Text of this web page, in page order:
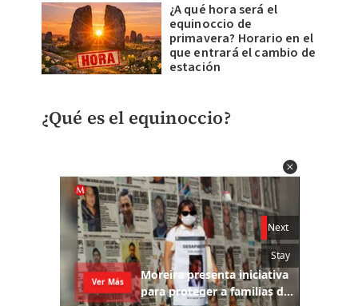
¿A qué hora será el
equinoccio de
primavera? Horario en el
que entrará el cambio de
estación
¿Qué es el equinoccio?